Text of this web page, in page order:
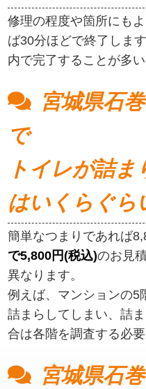
修理の程度や箇所にも
ば30分ほどで終了しま
内で完了することが多い
宮城県石
で
トイレが詰
はいくらぐら
簡単なつまりであれば
で5,800円(税込)のお見
異なります。
例えば、マンションの5
詰まらしてしまい、詰
合は各階を調査する必要
宮城県石